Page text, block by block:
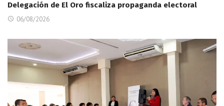
Delegación de El Oro fiscaliza propaganda electoral
06/08/2026